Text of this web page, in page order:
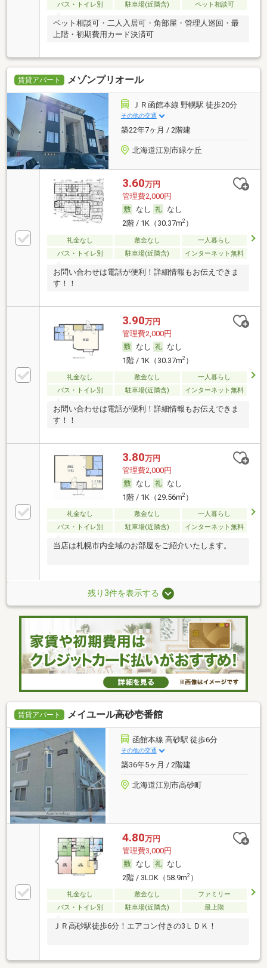
バス・トイレ別
駐車場(近隣含) ペット相談可
ペット相談可・二人入居可・角部屋・管理人巡回・最
上階・初期費用カード決済可
賃貸アパート メゾンプリオール
ＪＲ函館本線 野幌駅 徒歩20分
その他の交通
築22年7ヶ月 / 2階建
北海道江別市緑ケ丘
3.60万円
管理費2,000円
なし
なし
2階 / 1K（30.37m2）
礼金なし 敷金なし
一人暮らし
バス・トイレ別
駐車場(近隣含) インターネット無料
お問い合わせは電話が便利！詳細情報もお伝えできま
す！！
3.90万円
管理費2,000円
なし
なし
1階 / 1K（30.37m2）
礼金なし 敷金なし
一人暮らし
バス・トイレ別
駐車場(近隣含) インターネット無料
お問い合わせは電話が便利！詳細情報もお伝えできま
す！！
3.80万円
管理費2,000円
なし
なし
1階 / 1K（29.56m2）
礼金なし 敷金なし
一人暮らし
バス・トイレ別
駐車場(近隣含) インターネット無料
当店は札幌市内全域のお部屋をご紹介いたします。
残り3件を表示する
賃貸アパート メイユール高砂壱番館
函館本線 高砂駅 徒歩6分
その他の交通
築36年5ヶ月 / 2階建
北海道江別市高砂町
4.80万円
管理費3,000円
なし
なし
2階 / 3LDK（58.9m2）
礼金なし 敷金なし
ファミリー
バス・トイレ別
駐車場(近隣含) 最上階
ＪＲ高砂駅徒歩6分！エアコン付きの3ＬＤＫ！